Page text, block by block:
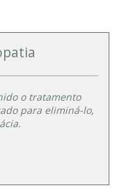
o tratamento
para eliminá-lo,